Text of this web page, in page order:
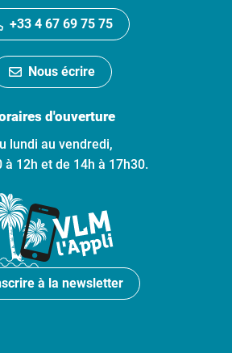
+33 4 67 69 75 75
Nous écrire
d'ouverture
lundi au vendredi,
à 12h et de 14h à 17h30.
à la newsletter